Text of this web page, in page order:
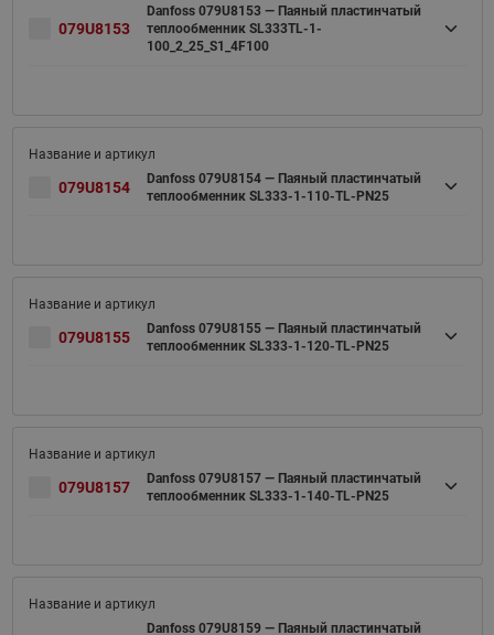
079U8153
Danfoss 079U8153 — Паяный пластинчатый
теплообменник SL333TL-1-
100_2_25_S1_4F100
079U8154
Danfoss 079U8154 — Паяный пластинчатый
теплообменник SL333-1-110-TL-PN25
079U8155
Danfoss 079U8155 — Паяный пластинчатый
теплообменник SL333-1-120-TL-PN25
079U8157
Danfoss 079U8157 — Паяный пластинчатый
теплообменник SL333-1-140-TL-PN25
Danfoss 079U8159 — Паяный пластинчатый